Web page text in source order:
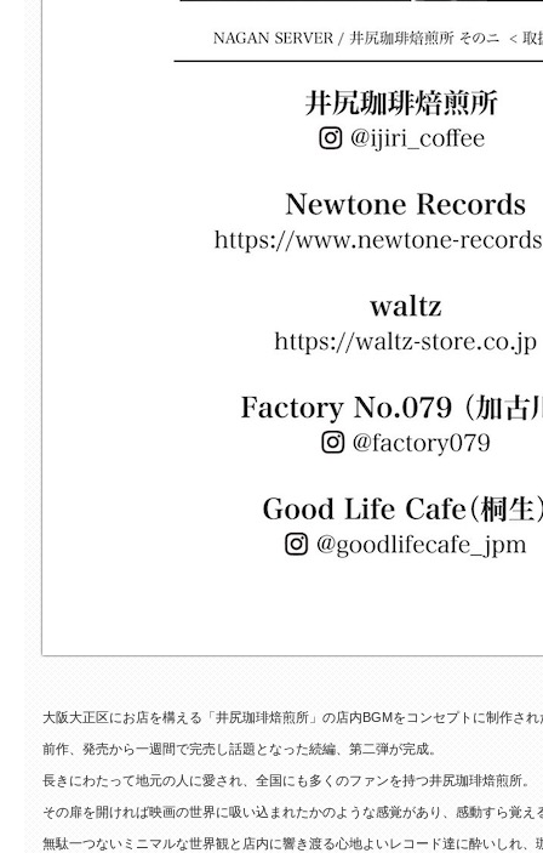
大阪大正区にお店を構える「井尻珈琲焙煎所」の店内BGMをコンセプトに制作さ
前作、発売から一週間で完売し話題となった続編、第二弾が完成。
長きにわたって地元の人に愛され、全国にも多くのファンを持つ井尻珈琲焙煎所。
その扉を開ければ映画の世界に吸い込まれたかのような感覚があり、感動すら覚え
無駄一つないミニマルな世界観と店内に響き渡る心地よいレコード達に酔いしれ、